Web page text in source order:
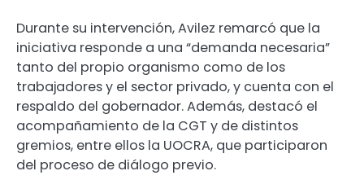
Durante su intervención, Avilez remarcó que la
iniciativa responde a una “demanda necesaria”
tanto del propio organismo como de los
trabajadores y el sector privado, y cuenta con el
respaldo del gobernador. Además, destacó el
acompañamiento de la CGT y de distintos
gremios, entre ellos la UOCRA, que participaron
del proceso de diálogo previo.